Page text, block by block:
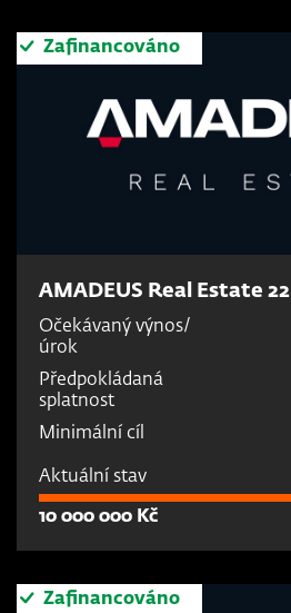
Zafinancováno
AMADEUS Real Estate 22
Očekávaný výnos/
úrok
Předpokládaná
splatnost
Minimální cíl
Aktuální stav
10 000 000 Kč
Zafinancováno